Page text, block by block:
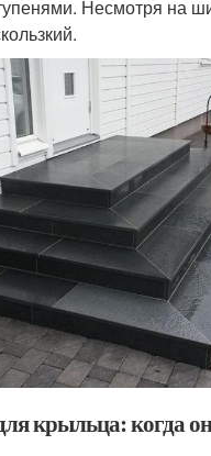
Несмотря на
крыльца: когда